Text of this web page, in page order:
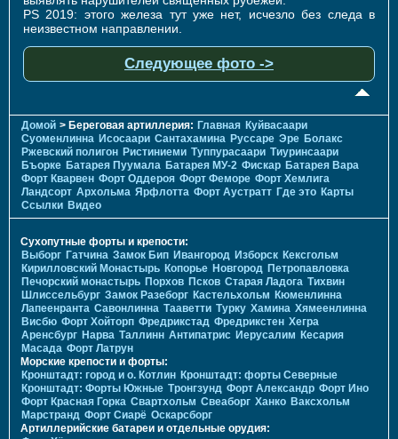
PS 2019: этого железа тут уже нет, исчезло без следа в
неизвестном направлении.
Следующее фото ->
Домой > Береговая артиллерия: Главная Куйвасаари
Суоменлиннa Исосаари Сантахамина Руссаре Эре Болакс
Ржевский полигон Ристиниеми Туппурасаари Тиуринсаари
Бъорке Батарея Пуумала Батарея МУ-2 Фискар Батарея Вара
Форт Кварвен Форт Оддероя Форт Феморе Форт Хемлига
Ландсорт Архольма Ярфлотта Форт Аустратт Где это Карты
Ссылки Видео
Сухопутные форты и крепости:
Выборг Гатчина Замок Бип Ивангород Изборск Кексгольм
Кирилловский Монастырь Копорье Новгород Петропавловка
Печорcкий монастырь Порхов Псков Старая Ладога Тихвин
Шлиссельбург Замок Разеборг Кастельхольм Кюменлинна
Лапеенранта Савонлинна Тааветти Турку Хамина Хямеенлинна
Висбю Форт Хойторп Фредрикстад Фредрикстен Хегра
Аренсбург Нарва Таллинн Антипатрис Иерусалим Кесария
Масада Форт Латрун
Морские крепости и форты:
Кронштадт: город и о. Котлин Кронштадт: форты Северные
Кронштадт: Форты Южные Тронгзунд Форт Александр Форт Ино
Форт Красная Горка Свартхольм Свеаборг Ханко Ваксхольм
Марстранд Форт Сиарё Оскарсборг
Артиллерийские батареи и отдельные орудия: